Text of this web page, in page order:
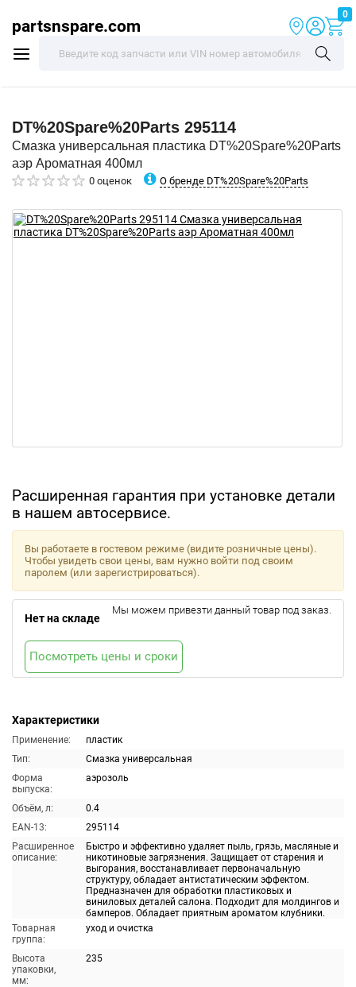
partsnspare.com
0
DT%20Spare%20Parts 295114
Смазка универсальная пластика DT%20Spare%20Parts
аэр Ароматная 400мл
0 оценок О бренде DT%20Spare%20Parts
Расширенная гарантия при установке детали
в нашем автосервисе.
Характеристики
Применение:
пластик
Тип:
Смазка универсальная
Форма
выпуска:
аэрозоль
Объём, л:
0.4
EAN-13:
295114
Расширенное
описание:
Быстро и эффективно удаляет пыль, грязь, масляные и
никотиновые загрязнения. Защищает от старения и
выгорания, восстанавливает первоначальную
структуру, обладает антистатическим эффектом.
Предназначен для обработки пластиковых и
виниловых деталей салона. Подходит для молдингов и
бамперов. Обладает приятным ароматом клубники.
Товарная
группа:
уход и очистка
Высота
упаковки,
мм:
235
Вы работаете в гостевом режиме (видите розничные цены).
Чтобы увидеть свои цены, вам нужно войти под своим
паролем (или зарегистрироваться).
Нет на складе
Мы можем привезти данный товар под заказ.
Посмотреть цены и сроки